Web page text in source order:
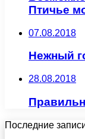
Птичье
07.08.2018
Нежный
28.08.2018
Последние